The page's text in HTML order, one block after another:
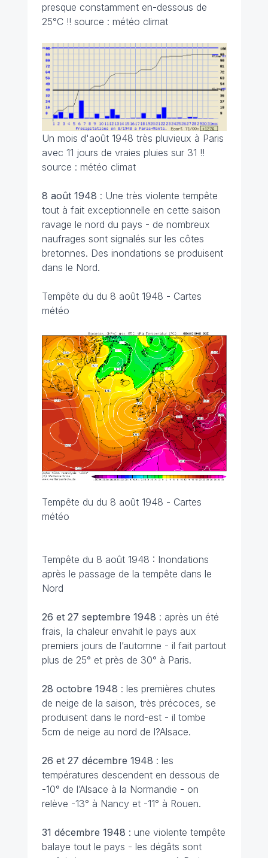
presque constamment en-dessous de
25°C !! source : météo climat
Un mois d'août 1948 très pluvieux à Paris
avec 11 jours de vraies pluies sur 31 !!
source : météo climat
8 août 1948 : Une très violente tempête
tout à fait exceptionnelle en cette saison
ravage le nord du pays - de nombreux
naufrages sont signalés sur les côtes
bretonnes. Des inondations se produisent
dans le Nord.
Tempête du du 8 août 1948 - Cartes
météo
Tempête du du 8 août 1948 - Cartes
météo
Tempête du 8 août 1948 : Inondations
après le passage de la tempête dans le
Nord
26 et 27 septembre 1948 : après un été
frais, la chaleur envahit le pays aux
premiers jours de l’automne - il fait partout
plus de 25° et près de 30° à Paris.
28 octobre 1948 : les premières chutes
de neige de la saison, très précoces, se
produisent dans le nord-est - il tombe
5cm de neige au nord de l?Alsace.
26 et 27 décembre 1948 : les
températures descendent en dessous de
-10° de l’Alsace à la Normandie - on
relève -13° à Nancy et -11° à Rouen.
31 décembre 1948 : une violente tempête
balaye tout le pays - les dégâts sont